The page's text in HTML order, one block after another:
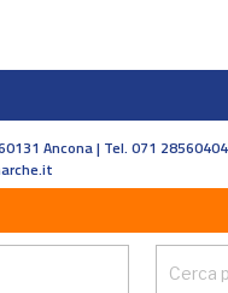
Ancona | Tel. 071